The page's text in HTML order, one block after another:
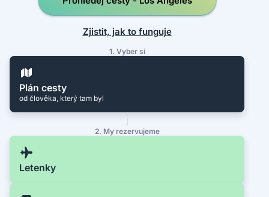
Zjistit, jak to funguje
1. Vyber si
Plán cesty
od člověka, který tam byl
2. My rezervujeme
Letenky